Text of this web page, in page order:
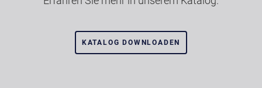
KATALOG DOWNLOADEN